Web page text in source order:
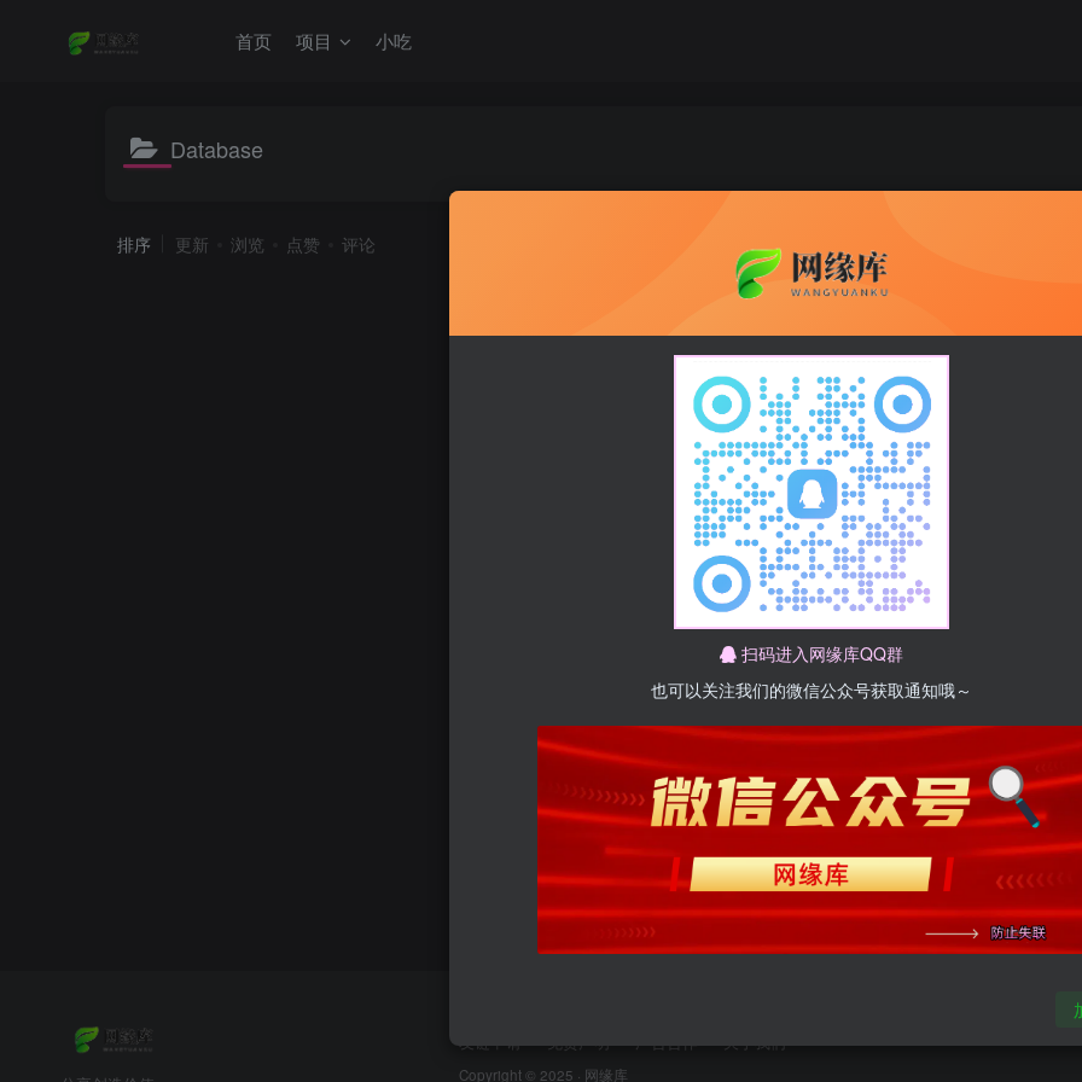
首页 项目 小吃
Database
排序 更新 浏览 点赞 评论
友链申请 免责声明 广告合作 关于我们
Copyright © 2025 · 网缘库
扫码进入网缘库QQ群
也可以关注我们的微信公众号获取通知哦～